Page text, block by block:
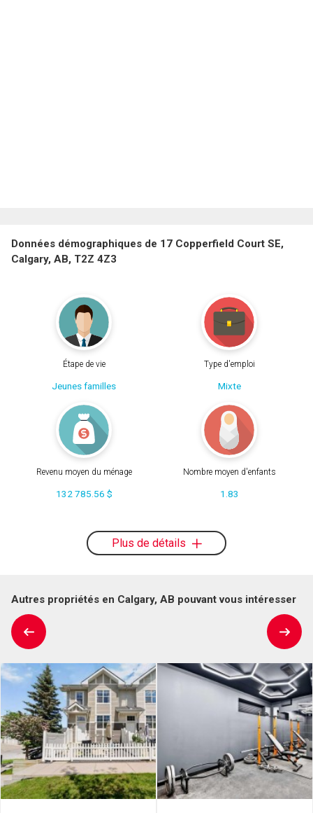
Données démographiques de 17 Copperfield Court SE,
Calgary, AB, T2Z 4Z3
Étape de vie
Jeunes familles
Type d'emploi
Mixte
Revenu moyen du ménage
132 785.56 $
Nombre moyen d'enfants
1.83
Plus de détails
Autres propriétés en Calgary, AB pouvant vous intéresser